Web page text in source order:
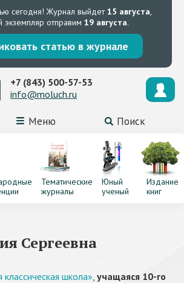
сегодня! Журнал выйдет15 августа,
экземпляр отправим 19 августа.
статью в журнале
Меню Поиск
+7 (843) 500-57-53
info@moluch.ru
Тематические
журналы
Юный
ученый
Издание
книг
Сергеевна
школа», учащаяся 10-го